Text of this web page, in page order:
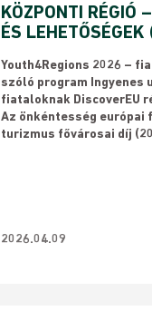
KÖZPONTI RÉGIÓ
ÉS
Youth4Regions 2026 –
szóló program Ingyenes
fiataloknak DiscoverEU
Az önkéntesség európai
turizmus fővárosai díj
2026.04.09